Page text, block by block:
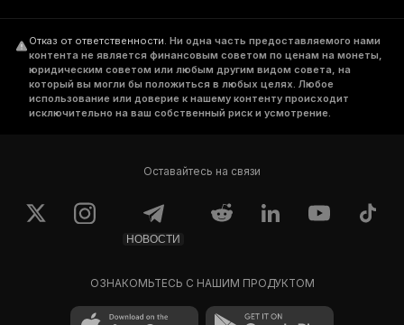
Отказ от ответственности. Ни одна часть предоставляемого нами
контента не является финансовым советом по ценам на монеты,
юридическим советом или любым другим видом совета, на
который вы могли бы положиться в любых целях. Любое
использование или доверие к нашему контенту происходит
исключительно на ваш собственный риск и усмотрение.
Оставайтесь на связи
НОВОСТИ
ОЗНАКОМЬТЕСЬ С НАШИМ ПРОДУКТОМ